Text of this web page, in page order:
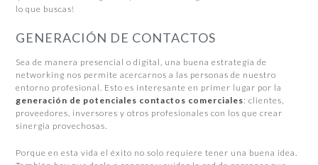
lo que buscas!
GENERACIÓN DE CONTACTOS
Sea de manera presencial o digital, una buena estrategia de
networking nos permite acercarnos a las personas de nuestro
entorno profesional. Esto es interesante en primer lugar por la
generación de potenciales contactos comerciales: clientes,
proveedores, inversores y otros profesionales con los que crear
sinergia provechosas.
Porque en esta vida el éxito no solo requiere tener una buena idea.